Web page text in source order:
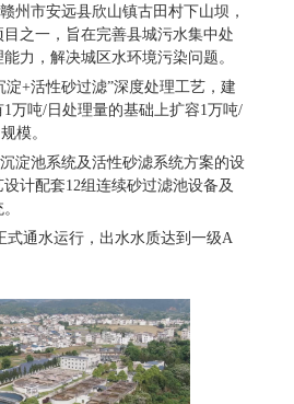
市安远县欣山镇古田村下山坝，
之一，旨在完善县城污水集中处
力，解决城区水环境污染问题。
+活性砂过滤”深度处理工艺，建
万吨/日处理量的基础上扩容1万吨/
模。
池系统及活性砂滤系统方案的设
计配套12组连续砂过滤池设备及
通水运行，出水水质达到一级A